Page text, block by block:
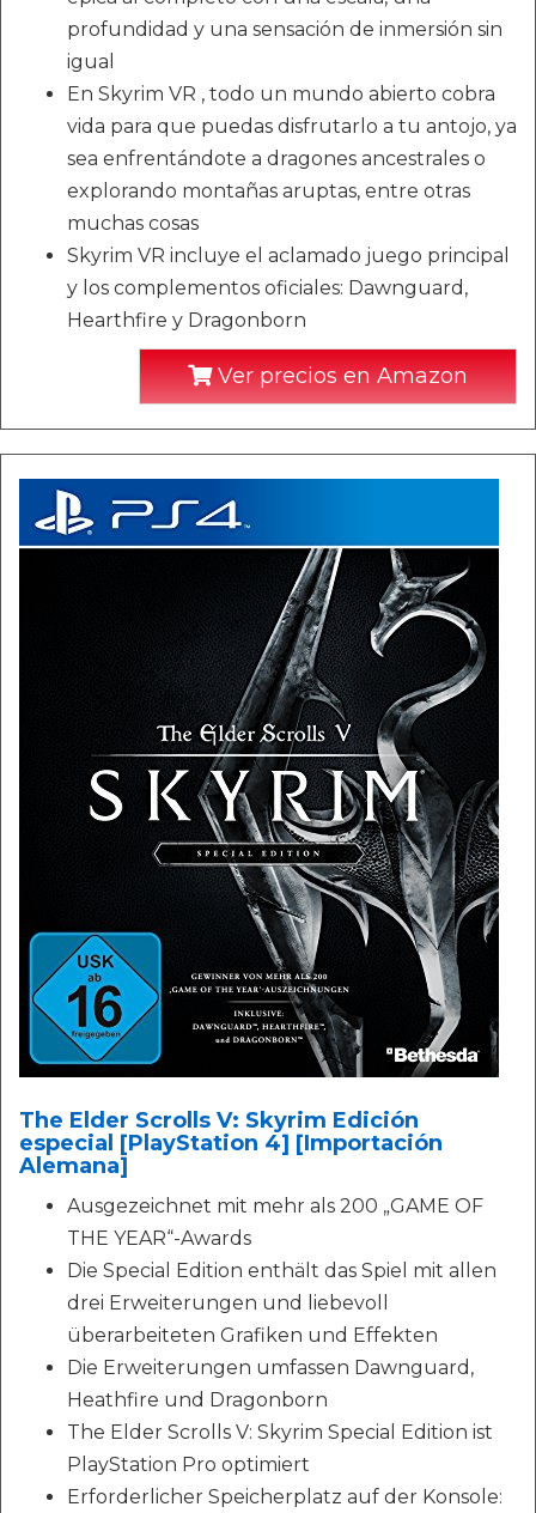
profundidad y una sensación de inmersión sin
igual
En Skyrim VR , todo un mundo abierto cobra
vida para que puedas disfrutarlo a tu antojo, ya
sea enfrentándote a dragones ancestrales o
explorando montañas aruptas, entre otras
muchas cosas
Skyrim VR incluye el aclamado juego principal
y los complementos oficiales: Dawnguard,
Hearthfire y Dragonborn
Ver precios en Amazon
The Elder Scrolls V: Skyrim Edición
especial [PlayStation 4] [Importación
Alemana]
Ausgezeichnet mit mehr als 200 „GAME OF
THE YEAR“-Awards
Die Special Edition enthält das Spiel mit allen
drei Erweiterungen und liebevoll
überarbeiteten Grafiken und Effekten
Die Erweiterungen umfassen Dawnguard,
Heathfire und Dragonborn
The Elder Scrolls V: Skyrim Special Edition ist
PlayStation Pro optimiert
Erforderlicher Speicherplatz auf der Konsole: